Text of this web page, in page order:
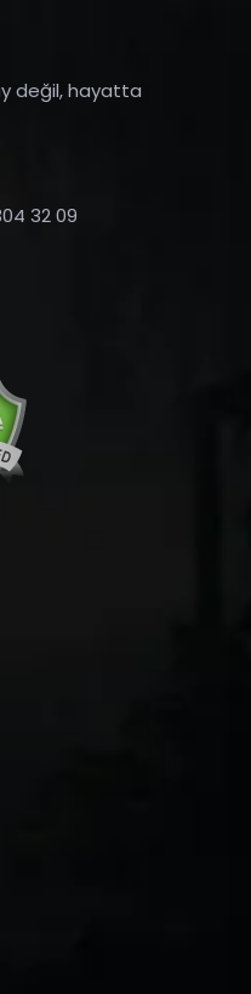
değil, hayatta
32 09